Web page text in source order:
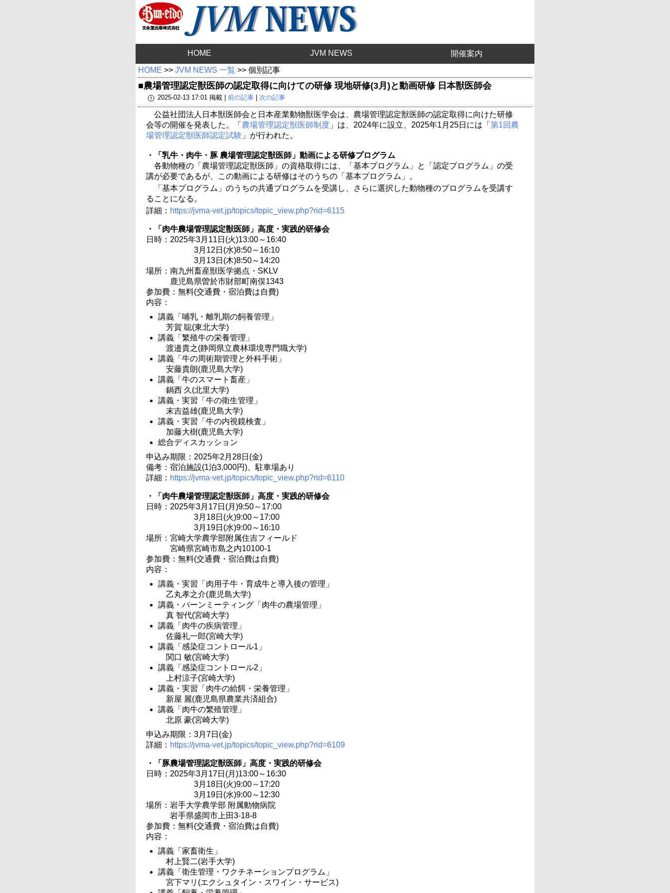
HOME JVM NEWS
開催案内
HOME >> JVM NEWS 一覧 >> 個別記事
■農場管理認定獣医師の認定取得に向けての研修 現地研修(3月)と動画研修 日本獣医師会
2025-02-13 17:01 掲載 | 前の記事| 次の記事
公益社団法人日本獣医師会と日本産業動物獣医学会は、農場管理認定獣医師の認定取得に向けた研修
会等の開催を発表した。「 農場管理認定獣医師制度 」は、2024年に設立、2025年1月25日には「 第1回農
場管理認定獣医師認定試験 」が行われた。
・「乳牛・肉牛・豚 農場管理認定獣医師」動画による研修プログラム
各動物種の「農場管理認定獣医師」の資格取得には、「基本プログラム」と「認定プログラム」の受
講が必要であるが、この動画による研修はそのうちの「基本プログラム」。
「基本プログラム」のうちの共通プログラムを受講し、さらに選択した動物種のプログラムを受講す
ることになる。
詳細： https://jvma-vet.jp/topics/topic_view.php?rid=6115
・「肉牛農場管理認定獣医師」高度・実践的研修会
日時：2025年3月11日(火)13:00～16:40
3月12日(水)8:50～16:10
3月13日(木)8:50～14:20
場所：南九州畜産獣医学拠点・SKLV
鹿児島県曽於市財部町南俣1343
参加費：無料(交通費・宿泊費は自費)
内容：
講義「哺乳・離乳期の飼養管理」
芳賀 聡(東北大学)
講義「繁殖牛の栄養管理」
渡邉貴之(静岡県立農林環境専門職大学)
講義「牛の周術期管理と外科手術」
安藤貴朗(鹿児島大学)
講義「牛のスマート畜産」
鍋西 久(北里大学)
講義・実習「牛の衛生管理」
末吉益雄(鹿児島大学)
講義・実習「牛の内視鏡検査」
加藤大樹(鹿児島大学)
総合ディスカッション
申込み期限：2025年2月28日(金)
備考：宿泊施設(1泊3,000円)、駐車場あり
詳細： https://jvma-vet.jp/topics/topic_view.php?rid=6110
・「肉牛農場管理認定獣医師」高度・実践的研修会
日時：2025年3月17日(月)9:50～17:00
3月18日(火)9:00～17:00
3月19日(水)9:00～16:10
場所：宮崎大学農学部附属住吉フィールド
宮崎県宮崎市島之内10100-1
参加費：無料(交通費・宿泊費は自費)
内容：
講義・実習「肉用子牛・育成牛と導入後の管理」
乙丸孝之介(鹿児島大学)
講義・バーンミーティング「肉牛の農場管理」
真 智代(宮崎大学)
講義「肉牛の疾病管理」
佐藤礼一郎(宮崎大学)
講義「感染症コントロール1」
関口 敏(宮崎大学)
講義「感染症コントロール2」
上村涼子(宮崎大学)
講義・実習「肉牛の給餌・栄養管理」
新屋 麗(鹿児島県農業共済組合)
講義「肉牛の繁殖管理」
北原 豪(宮崎大学)
申込み期限：3月7日(金)
詳細： https://jvma-vet.jp/topics/topic_view.php?rid=6109
・「豚農場管理認定獣医師」高度・実践的研修会
日時：2025年3月17日(月)13:00～16:30
3月18日(火)9:00～17:20
3月19日(水)9:00～12:30
場所：岩手大学農学部 附属動物病院
岩手県盛岡市上田3-18-8
参加費：無料(交通費・宿泊費は自費)
内容：
講義「家畜衛生」
村上賢二(岩手大学)
講義「衛生管理・ワクチネーションプログラム」
宮下マリ(エクシュタイン・スワイン・サービス)